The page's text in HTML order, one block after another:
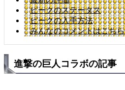
ピークのステータス
ピークの入手方法
みんなのコメントはこちら
進撃の巨人コラボの記事